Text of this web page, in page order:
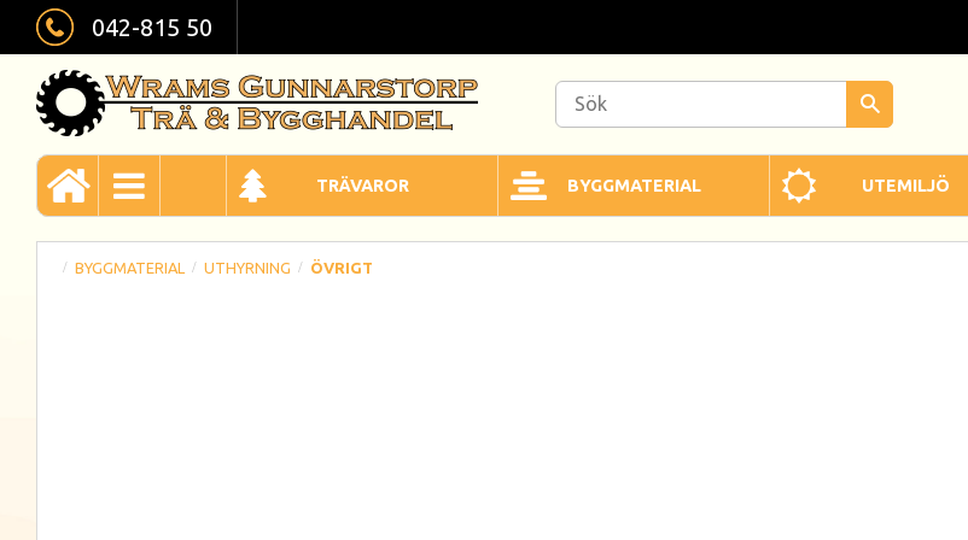
042-815 50
TRÄVAROR BYGGMATERIAL UTEMILJÖ
BYGGMATERIAL UTHYRNING ÖVRIGT